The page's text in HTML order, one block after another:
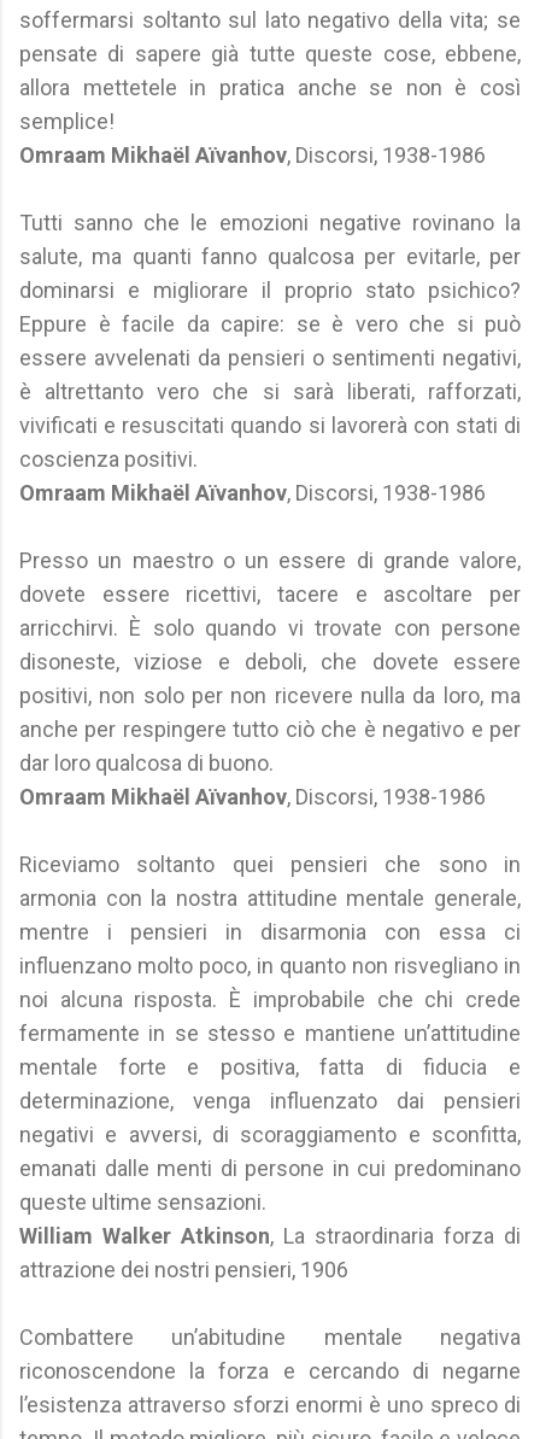
soffermarsi soltanto sul lato negativo della vita; se
pensate di sapere già tutte queste cose, ebbene,
allora mettetele in pratica anche se non è così
semplice!
Omraam Mikhaël Aïvanhov, Discorsi, 1938-1986
Tutti sanno che le emozioni negative rovinano la
salute, ma quanti fanno qualcosa per evitarle, per
dominarsi e migliorare il proprio stato psichico?
Eppure è facile da capire: se è vero che si può
essere avvelenati da pensieri o sentimenti negativi,
è altrettanto vero che si sarà liberati, rafforzati,
vivificati e resuscitati quando si lavorerà con stati di
coscienza positivi.
Omraam Mikhaël Aïvanhov, Discorsi, 1938-1986
Presso un maestro o un essere di grande valore,
dovete essere ricettivi, tacere e ascoltare per
arricchirvi. È solo quando vi trovate con persone
disoneste, viziose e deboli, che dovete essere
positivi, non solo per non ricevere nulla da loro, ma
anche per respingere tutto ciò che è negativo e per
dar loro qualcosa di buono.
Omraam Mikhaël Aïvanhov, Discorsi, 1938-1986
Riceviamo soltanto quei pensieri che sono in
armonia con la nostra attitudine mentale generale,
mentre i pensieri in disarmonia con essa ci
influenzano molto poco, in quanto non risvegliano in
noi alcuna risposta. È improbabile che chi crede
fermamente in se stesso e mantiene un’attitudine
mentale forte e positiva, fatta di fiducia e
determinazione, venga influenzato dai pensieri
negativi e avversi, di scoraggiamento e sconfitta,
emanati dalle menti di persone in cui predominano
queste ultime sensazioni.
William Walker Atkinson, La straordinaria forza di
attrazione dei nostri pensieri, 1906
Combattere un’abitudine mentale negativa
riconoscendone la forza e cercando di negarne
l’esistenza attraverso sforzi enormi è uno spreco di